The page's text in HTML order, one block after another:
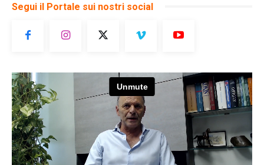
Segui il Portale sui nostri social